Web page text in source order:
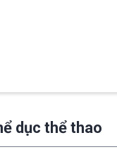
dục thể thao